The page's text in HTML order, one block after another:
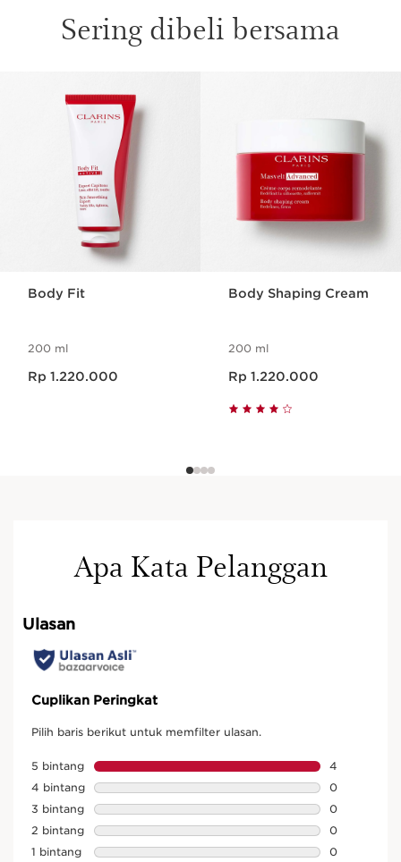
Sering dibeli bersama
SKIP SECTION CONTENT
Body Fit
200 ml
Rp 1.220.000
Body Shaping Cream
200 ml
Rp 1.220.000
Apa Kata Pelanggan